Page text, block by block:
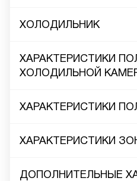
ХОЛОДИЛЬНИК
ХАРАКТЕРИСТИКИ
ХОЛОДИЛЬНОЙ
ХАРАКТЕРИСТИКИ
ХАРАКТЕРИСТИКИ
ДОПОЛНИТЕЛЬНЫЕ